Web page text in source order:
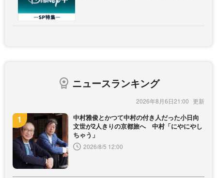
ニュースランキング
2026年8月6日21:00
中村雅俊とかつて中村の付き人だった小日向
文世が2人きりの京都旅へ 中村「にやにやし
ちゃう」
2026/8/5 12:00